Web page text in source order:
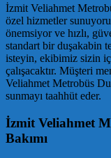
İzmit Veliahmet
özel hizmetler
önemsiyor ve hızlı,
standart bir duşakabin
isteyin, ekibimiz sizin
çalışacaktır. Müşteri
Veliahmet Metrobüs
sunmayı taahhüt eder.
İzmit Veliahmet
Bakımı